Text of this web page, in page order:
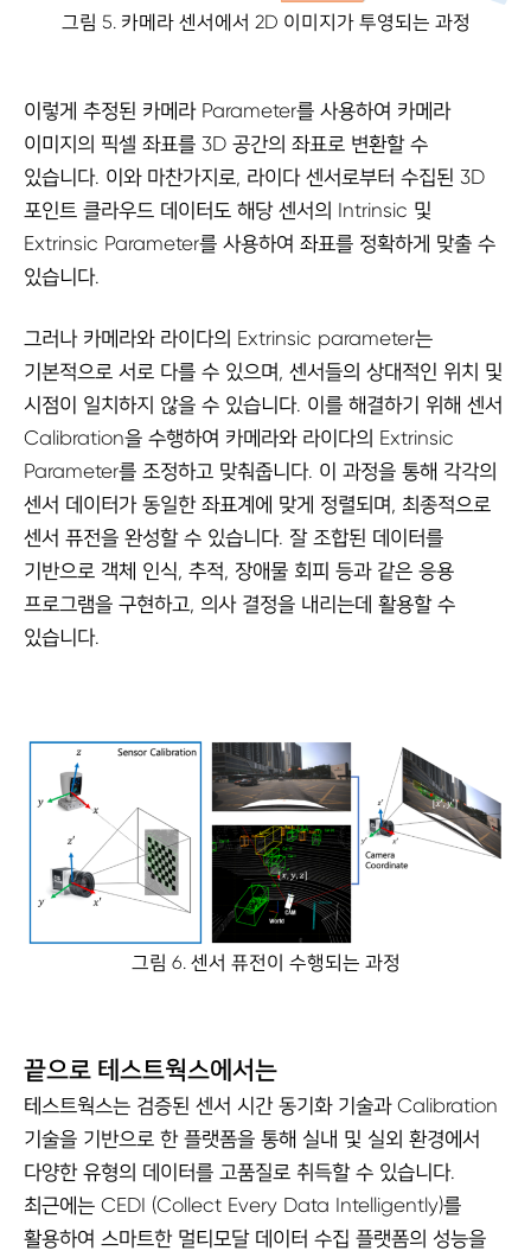
그림 5. 카메라 센서에서 2D 이미지가 투영되는 과정
이렇게 추정된 카메라 Parameter를 사용하여 카메라
이미지의 픽셀 좌표를 3D 공간의 좌표로 변환할 수
있습니다. 이와 마찬가지로, 라이다 센서로부터 수집된 3D
포인트 클라우드 데이터도 해당 센서의 Intrinsic 및
Extrinsic Parameter를 사용하여 좌표를 정확하게 맞출 수
있습니다.
그러나 카메라와 라이다의 Extrinsic parameter는
기본적으로 서로 다를 수 있으며, 센서들의 상대적인 위치 및
시점이 일치하지 않을 수 있습니다. 이를 해결하기 위해 센서
Calibration을 수행하여 카메라와 라이다의 Extrinsic
Parameter를 조정하고 맞춰줍니다. 이 과정을 통해 각각의
센서 데이터가 동일한 좌표계에 맞게 정렬되며, 최종적으로
센서 퓨전을 완성할 수 있습니다. 잘 조합된 데이터를
기반으로 객체 인식, 추적, 장애물 회피 등과 같은 응용
프로그램을 구현하고, 의사 결정을 내리는데 활용할 수
있습니다.
그림 6. 센서 퓨전이 수행되는 과정
끝으로 테스트웍스에서는
테스트웍스는 검증된 센서 시간 동기화 기술과 Calibration
기술을 기반으로 한 플랫폼을 통해 실내 및 실외 환경에서
다양한 유형의 데이터를 고품질로 취득할 수 있습니다.
최근에는 CEDI (Collect Every Data Intelligently)를
활용하여 스마트한 멀티모달 데이터 수집 플랫폼의 성능을